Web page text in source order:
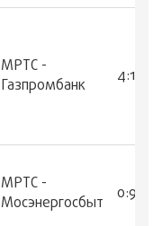
МРТС -
Газпромбанк
4:1
МРТС -
Мосэнергосбыт
0:9